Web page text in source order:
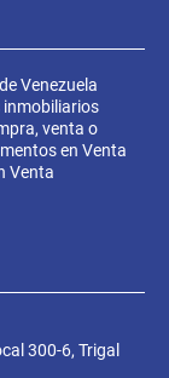
Venezuela
venta o
en Venta
Venta
300-6, Trigal